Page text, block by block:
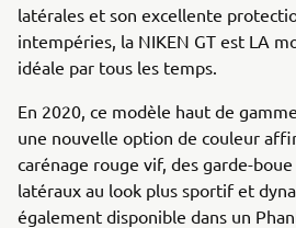
latérales et son excellente
intempéries, la NIKEN GT est LA
idéale par tous les temps.
En 2020, ce modèle haut de
une nouvelle option de couleur
carénage rouge vif, des garde-
latéraux au look plus sportif et
également disponible dans un